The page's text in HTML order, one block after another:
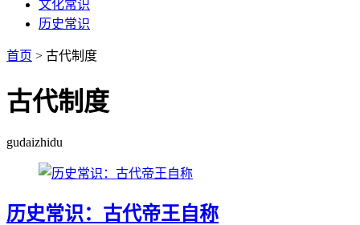
文化常识
历史常识
首页 > 古代制度
古代制度
gudaizhidu
历史常识：古代帝王自称